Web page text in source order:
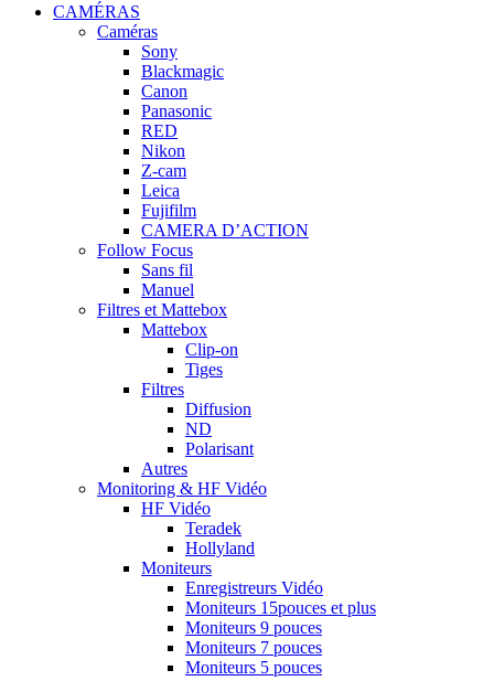
CAMÉRAS
Caméras
Sony
Blackmagic
Canon
Panasonic
RED
Nikon
Z-cam
Leica
Fujifilm
CAMERA D’ACTION
Follow Focus
Sans fil
Manuel
Filtres et Mattebox
Mattebox
Clip-on
Tiges
Filtres
Diffusion
ND
Polarisant
Autres
Monitoring & HF Vidéo
HF Vidéo
Teradek
Hollyland
Moniteurs
Enregistreurs Vidéo
Moniteurs 15pouces et plus
Moniteurs 9 pouces
Moniteurs 7 pouces
Moniteurs 5 pouces